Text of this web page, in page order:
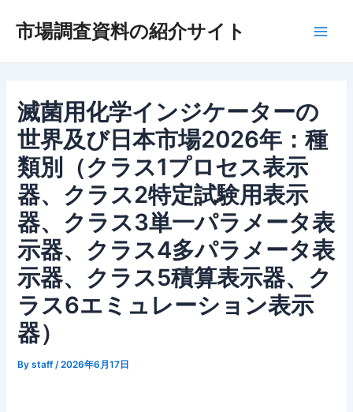
市場調査資料の紹介サイト
滅菌用化学インジケーターの
世界及び日本市場2026年：種
類別（クラス1プロセス表示
器、クラス2特定試験用表示
器、クラス3単一パラメータ表
示器、クラス4多パラメータ表
示器、クラス5積算表示器、ク
ラス6エミュレーション表示
器）
Bystaff /2026年6月17日